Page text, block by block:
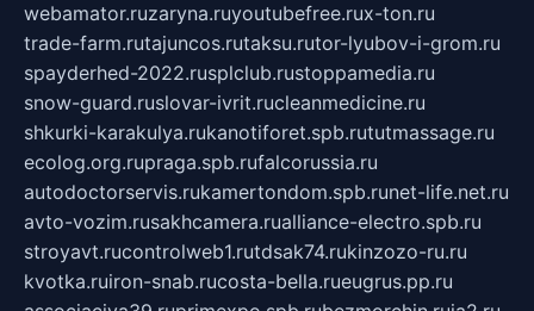
webamator.ruzaryna.ruyoutubefree.rux-ton.ru
trade-farm.rutajuncos.rutaksu.rutor-lyubov-i-grom.ru
spayderhed-2022.rusplclub.rustoppamedia.ru
snow-guard.ruslovar-ivrit.rucleanmedicine.ru
shkurki-karakulya.rukanotiforet.spb.rututmassage.ru
ecolog.org.rupraga.spb.rufalcorussia.ru
autodoctorservis.rukamertondom.spb.runet-life.net.ru
avto-vozim.rusakhcamera.rualliance-electro.spb.ru
stroyavt.rucontrolweb1.rutdsak74.rukinzozo-ru.ru
kvotka.ruiron-snab.rucosta-bella.rueugrus.pp.ru